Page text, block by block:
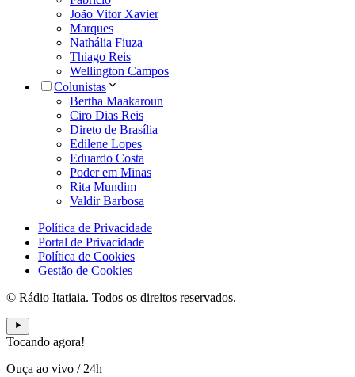
João Vitor Xavier
Marques
Nathália Fiuza
Thiago Reis
Wellington Campos
Colunistas
Bertha Maakaroun
Ciro Dias Reis
Direto de Brasília
Edilene Lopes
Eduardo Costa
Poder em Minas
Rita Mundim
Valdir Barbosa
Política de Privacidade
Portal de Privacidade
Política de Cookies
Gestão de Cookies
© Rádio Itatiaia. Todos os direitos reservados.
Tocando agora!
Ouça ao vivo / 24h